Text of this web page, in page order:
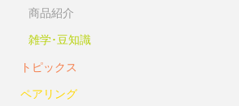
商品紹介
雑学･豆知識
トピックス
ペアリング